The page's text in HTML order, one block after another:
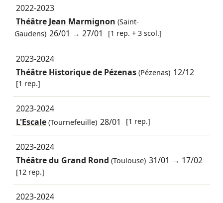
2022-2023
Théâtre Jean Marmignon (Saint-
Gaudens) 26/01 →27/01 [1 rep. + 3 scol.]
2023-2024
Théâtre Historique de Pézenas(Pézenas) 12/12
[1 rep.]
2023-2024
L'Escale(Tournefeuille) 28/01 [1 rep.]
2023-2024
Théâtre du Grand Rond (Toulouse) 31/01 → 17/02
[12 rep.]
2023-2024